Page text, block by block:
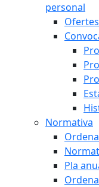
personal
Normativa
Pla